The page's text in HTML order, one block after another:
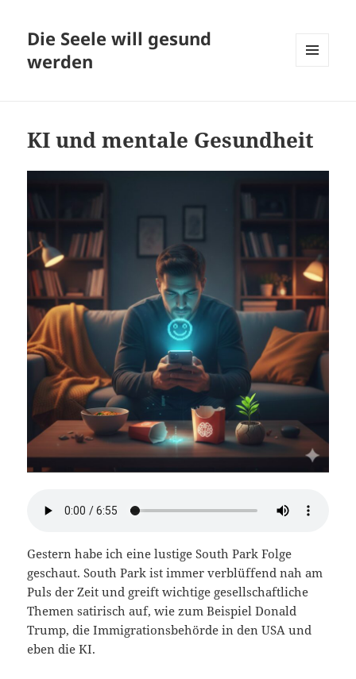
Die Seele will gesund
werden
KI und mentale Gesundheit
Gestern habe ich eine lustige South Park Folge
geschaut. South Park ist immer verblüffend nah am
Puls der Zeit und greift wichtige gesellschaftliche
Themen satirisch auf, wie zum Beispiel Donald
Trump, die Immigrationsbehörde in den USA und
eben die KI.